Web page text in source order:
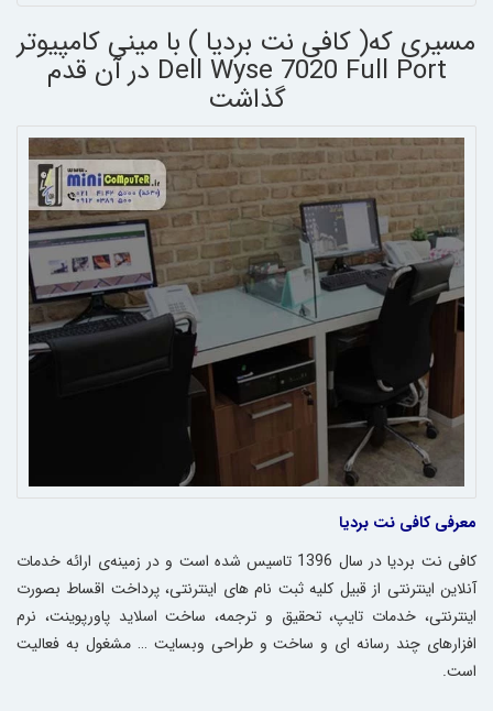
مسیری که( کافی نت بردیا ) با مینی کامپیوتر
Dell Wyse 7020 Full Port در آن قدم
گذاشت
معرفی کافی نت بردیا
کافی نت بردیا در سال 1396 تاسیس شده است و در زمینه‌ی
ارائه خدمات
آنلاین اینترنتی از قبیل کلیه ثبت نام های اینترنتی، پرداخت اقساط بصورت
اینترنتی، خدمات تایپ، تحقیق و ترجمه، ساخت اسلاید پاورپوینت، نرم
افزارهای چند رسانه ای و ساخت و طراحی وبسایت … مشغول به فعالیت
است.